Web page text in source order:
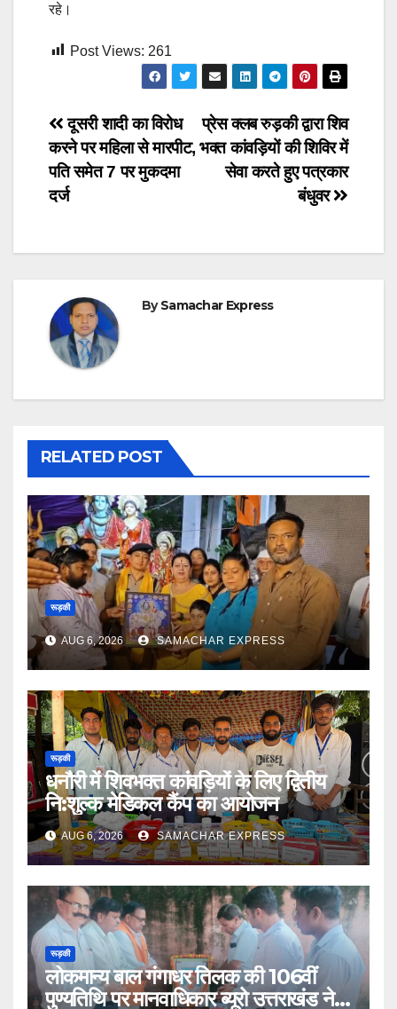
रहे।
Post Views: 261
Post
navigation
प्रेस क्लब रुड़की द्वारा शिव
भक्त कांवड़ियों की शिविर में
सेवा करते हुए पत्रकार
बंधुवर
दूसरी शादी का विरोध
करने पर महिला से मारपीट,
पति समेत 7 पर मुकदमा
दर्ज
BySamachar Express
RELATED POST
रूड़की
AUG 6, 2026 SAMACHAR EXPRESS
रूड़की
धनौरी में शिवभक्त कांवड़ियों के लिए द्वितीय
नि:शुल्क मेडिकल कैंप का आयोजन
AUG 6, 2026 SAMACHAR EXPRESS
रूड़की
लोकमान्य बाल गंगाधर तिलक की 106वीं
पुण्यतिथि पर मानवाधिकार ब्यूरो उत्तराखंड ने